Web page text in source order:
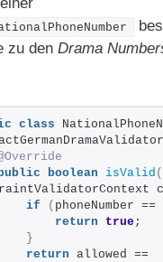
zu den Drama
class
boolean isValid (
if
( phoneNumber ==
return
true;
}
return allowed ==